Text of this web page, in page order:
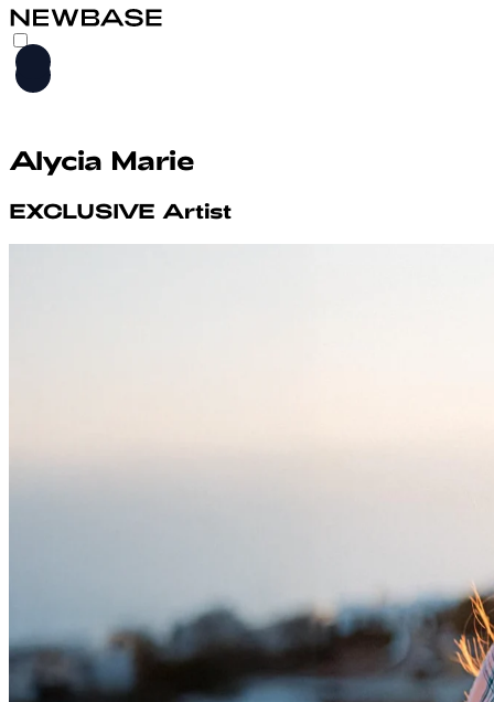
LEISTUNGEN
ARTISTS
M2M
Alycia Marie
EXCLUSIVE Artist